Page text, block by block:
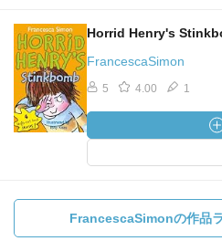
Horrid Henry's
FrancescaSimon
5 4.00 1
FrancescaSimonの作品